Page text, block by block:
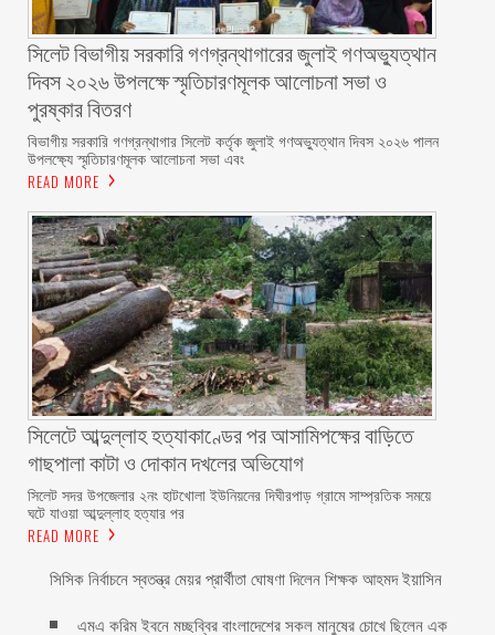
সিলেট বিভাগীয় সরকারি গণগ্রন্থাগারের জুলাই গণঅভ্যুত্থান
দিবস ২০২৬ উপলক্ষে স্মৃতিচারণমূলক আলোচনা সভা ও
পুরষ্কার বিতরণ ‎ ‎
বিভাগীয় সরকারি গণগ্রন্থাগার সিলেট কর্তৃক জুলাই গণঅভ্যুত্থান দিবস ২০২৬ পালন
উপলক্ষ্যে স্মৃতিচারণমূলক আলোচনা সভা এবং
READ MORE
সিলেটে আব্দুল্লাহ হত্যাকাণ্ডের পর আসামিপক্ষের বাড়িতে
গাছপালা কাটা ও দোকান দখলের অভিযোগ
সিলেট সদর উপজেলার ২নং হাটখোলা ইউনিয়নের দিঘীরপাড় গ্রামে সাম্প্রতিক সময়ে
ঘটে যাওয়া আব্দুল্লাহ হত্যার পর
READ MORE
সিসিক নির্বাচনে স্বতন্ত্র মেয়র প্রার্থীতা ঘোষণা দিলেন শিক্ষক আহমদ ইয়াসিন
এমএ করিম ইবনে মচ্ছব্বির বাংলাদেশের সকল মানুষের চোখে ছিলেন এক